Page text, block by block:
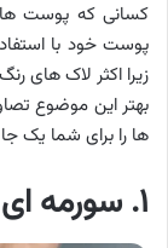
کسانی که پوست
پوست خود با
زیرا اکثر لاک های
بهتر این موضوع
ها را برای شما یک
۱. سورمه ای